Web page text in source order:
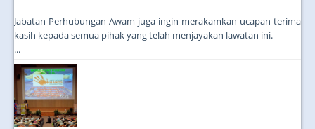
Jabatan Perhubungan Awam juga ingin merakamkan ucapan terima
kasih kepada semua pihak yang telah menjayakan lawatan ini.
...